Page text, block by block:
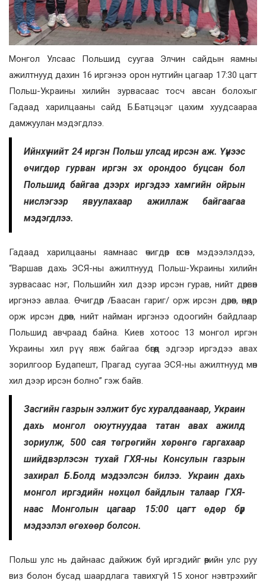
Монгол Улсаас Польшид суугаа Элчин сайдын яамны
ажилтнууд дахин 16 иргэнээ орон нутгийн цагаар 17:30 цагт
Польш-Украины хилийн зурвасаас тосч авсан болохыг
Гадаад харилцааны сайд Б.Батцэцэг цахим хуудсаараа
дамжуулан мэдэгдлээ.
Ийнхүү нийт 24 иргэн Польш улсад ирсэн аж. Үүнээс
өчигдөр гурван иргэн эх орондоо буцсан бол
Польшид байгаа дээрх иргэдээ хамгийн ойрын
нислэгээр явуулахаар ажиллаж байгаагаа
мэдэгдлээ.
Гадаад харилцааны яамнаас өчигдөр өгсөн мэдээлэлдээ,
“Варшав дахь ЭСЯ-ны ажилтнууд Польш-Украины хилийн
зурвасаас нэг, Польшийн хил дээр ирсэн гурав, нийт дөрвөн
иргэнээ авлаа. Өчигдөр /Баасан гариг/ орж ирсэн дөрөв, өнөөдөр
орж ирсэн дөрөв, нийт найман иргэнээ одоогийн байдлаар
Польшид авчраад байна. Киев хотоос 13 монгол иргэн
Украины хил рүү явж байгаа бөгөөд эдгээр иргэдээ авах
зорилгоор Будапешт, Прагад суугаа ЭСЯ-ны ажилтнууд мөн
хил дээр ирсэн болно” гэж байв.
Засгийн газрын ээлжит бус хуралдаанаар, Украин
дахь монгол оюутнуудаа татан авах ажилд
зориулж, 500 сая төгрөгийн хөрөнгө гаргахаар
шийдвэрлэсэн тухай ГХЯ-ны Консулын газрын
захирал Б.Болд мэдээлсэн билээ. Украин дахь
монгол иргэдийн нөхцөл байдлын талаар ГХЯ-
наас Монголын цагаар 15:00 цагт өдөр бүр
мэдээлэл өгөхөөр болсон.
Польш улс нь дайнаас дайжиж буй иргэдийг өөрийн улс руу
виз болон бусад шаардлага тавихгүй 15 хоног нэвтрэхийг